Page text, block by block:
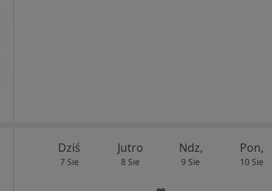
Dziś
7 Sie
Jutro
8 Sie
Ndz,
9 Sie
Pon,
10 Sie